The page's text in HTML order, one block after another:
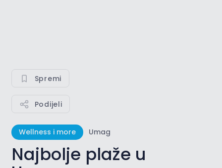
Spremi
Podijeli
Wellness i more Umag
Najbolje plaže u